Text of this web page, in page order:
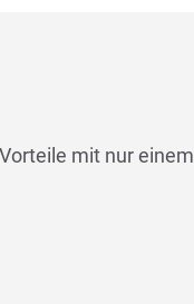
mit nur einem